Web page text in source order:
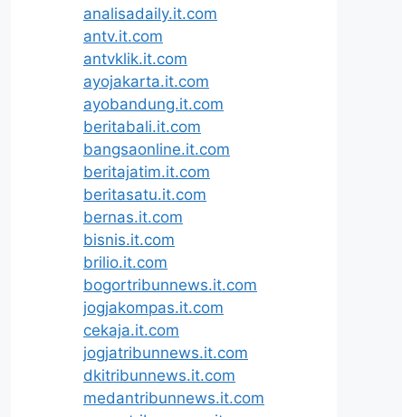
analisadaily.it.com
antv.it.com
antvklik.it.com
ayojakarta.it.com
ayobandung.it.com
beritabali.it.com
bangsaonline.it.com
beritajatim.it.com
beritasatu.it.com
bernas.it.com
bisnis.it.com
brilio.it.com
bogortribunnews.it.com
jogjakompas.it.com
cekaja.it.com
jogjatribunnews.it.com
dkitribunnews.it.com
medantribunnews.it.com